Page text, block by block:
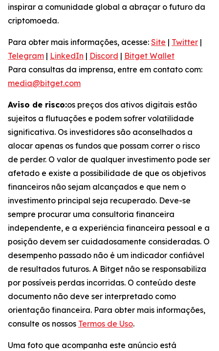
inspirar a comunidade global a abraçar o futuro da
criptomoeda.
Para obter mais informações, acesse: Site | Twitter |
Telegram | LinkedIn | Discord | Bitget Wallet
Para consultas da imprensa, entre em contato com:
media@bitget.com
Aviso de risco:os preços dos ativos digitais estão
sujeitos a flutuações e podem sofrer volatilidade
significativa. Os investidores são aconselhados a
alocar apenas os fundos que possam correr o risco
de perder. O valor de qualquer investimento pode ser
afetado e existe a possibilidade de que os objetivos
financeiros não sejam alcançados e que nem o
investimento principal seja recuperado. Deve-se
sempre procurar uma consultoria financeira
independente, e a experiência financeira pessoal e a
posição devem ser cuidadosamente consideradas. O
desempenho passado não é um indicador confiável
de resultados futuros. A Bitget não se responsabiliza
por possíveis perdas incorridas. O conteúdo deste
documento não deve ser interpretado como
orientação financeira. Para obter mais informações,
consulte os nossos Termos de Uso.
Uma foto que acompanha este anúncio está